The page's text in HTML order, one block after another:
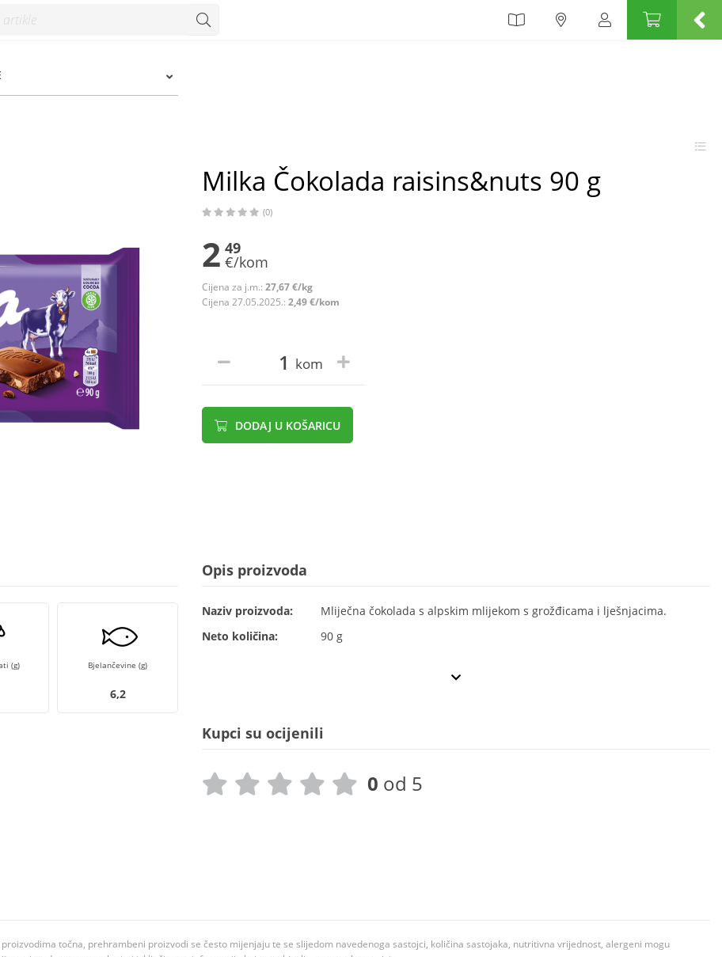
Milka Čokolada raisins&nuts 90 g
(0)
2 49
€/kom
Cijena za j.m.: 27,67 €/kg
Cijena 27.05.2025.: 2,49 €/kom
kom
DODAJ U KOŠARICU
(g) Bjelančevine (g)
6,2
Opis proizvoda
Naziv proizvoda:
Mliječna čokolada s alpskim mlijekom s grožđicama i lješnjacima.
Neto količina:
90 g
Kupci su ocijenili
0 od 5
točna, prehrambeni proizvodi se često mijenjaju te se slijedom navedenoga sastojci, količina sastojaka, nutritivna vrijednost, alergeni mogu